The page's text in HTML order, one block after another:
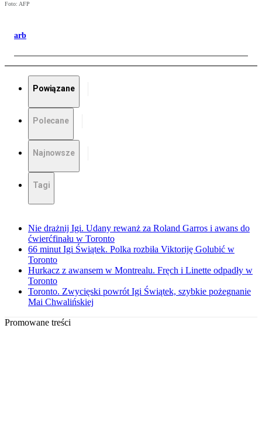
Foto: AFP
arb
Powiązane
Polecane
Najnowsze
Tagi
Nie drażnij Igi. Udany rewanż za Roland Garros i awans do
ćwierćfinału w Toronto
66 minut Igi Świątek. Polka rozbiła Viktoriję Golubić w
Toronto
Hurkacz z awansem w Montrealu. Fręch i Linette odpadły w
Toronto
Toronto. Zwycięski powrót Igi Świątek, szybkie pożegnanie
Mai Chwalińskiej
Promowane treści